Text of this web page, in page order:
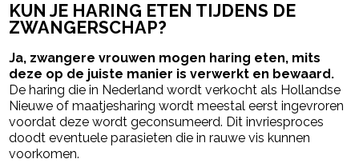
KUN JE HARING ETEN TIJDENS DE
ZWANGERSCHAP?
Ja, zwangere vrouwen mogen haring eten, mits
deze op de juiste manier is verwerkt en bewaard.
De haring die in Nederland wordt verkocht als Hollandse
Nieuwe of maatjesharing wordt meestal eerst ingevroren
voordat deze wordt geconsumeerd. Dit invriesproces
doodt eventuele parasieten die in rauwe vis kunnen
voorkomen.